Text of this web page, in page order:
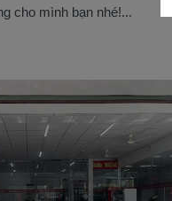
cho mình bạn nhé!...